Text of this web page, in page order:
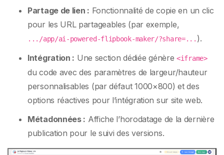
Partage de lien : Fonctionnalité de copie en un clic
pour les URL partageables (par exemple,
.../app/ai-powered-flipbook-maker/?share=... ).
Intégration : Une section dédiée génère<iframe>
du code avec des paramètres de largeur/hauteur
personnalisables (par défaut 1000×800) et des
options réactives pour l’intégration sur site web.
Métadonnées : Affiche l’horodatage de la dernière
publication pour le suivi des versions.